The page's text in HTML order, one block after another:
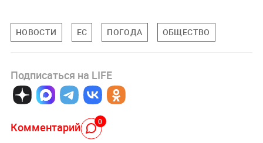
НОВОСТИ ЕС ПОГОДА ОБЩЕСТВО
Подписаться на LIFE
Комментарий 0